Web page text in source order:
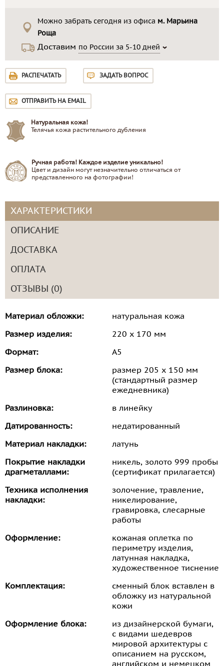
Можно забрать сегодня из офиса м. Марьина
Роща
Доставим по России за 5-10 дней
РАСПЕЧАТАТЬ ЗАДАТЬ ВОПРОС
ОТПРАВИТЬ НА EMAIL
Натуральная кожа!
Телячья кожа растительного дубления
Ручная работа! Каждое изделие уникально!
Цвет и дизайн могут незначительно отличаться от
представленного на фотографии!
ХАРАКТЕРИСТИКИ
ОПИСАНИЕ
ДОСТАВКА
ОПЛАТА
ОТЗЫВЫ (0)
Материал обложки:
натуральная кожа
Размер изделия:
220 х 170 мм
Формат:
А5
Размер блока:
размер 205 х 150 мм
(стандартный размер
ежедневника)
Разлиновка:
в линейку
Датированность:
недатированный
Материал накладки:
латунь
Покрытие накладки
драгметаллами:
никель, золото 999 пробы
(сертификат прилагается)
Техника исполнения
накладки:
золочение, травление,
никелирование,
гравировка, слесарные
работы
Оформление:
кожаная оплетка по
периметру изделия,
латунная накладка,
художественное тиснение
Комплектация:
сменный блок вставлен в
обложку из натуральной
кожи
Оформление блока:
из дизайнерской бумаги,
с видами шедевров
мировой архитектуры с
описанием на русском,
английском и немецком